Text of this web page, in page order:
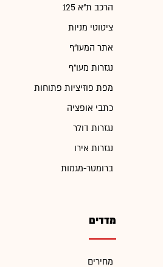
הרכב ת"א 125
ציטוטי מניות
אתר המעו"ף
נגזרות מעו"ף
מפת פוזיציות פתוחות
כתבי אופציה
נגזרות דולר
נגזרות אירו
ברומטר-מגמות
מדדים
מחירים